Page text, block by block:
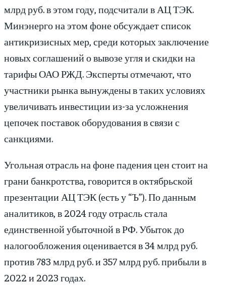
млрд руб. в этом году, подсчитали в АЦ ТЭК.
Минэнерго на этом фоне обсуждает список
антикризисных мер, среди которых заключение
новых соглашений о вывозе угля и скидки на
тарифы ОАО РЖД. Эксперты отмечают, что
участники рынка вынуждены в таких условиях
увеличивать инвестиции из-за усложнения
цепочек поставок оборудования в связи с
санкциями.
Угольная отрасль на фоне падения цен стоит на
грани банкротства, говорится в октябрьской
презентации АЦ ТЭК (есть у “Ъ”). По данным
аналитиков, в 2024 году отрасль стала
единственной убыточной в РФ. Убыток до
налогообложения оценивается в 34 млрд руб.
против 783 млрд руб. и 357 млрд руб. прибыли в
2022 и 2023 годах.